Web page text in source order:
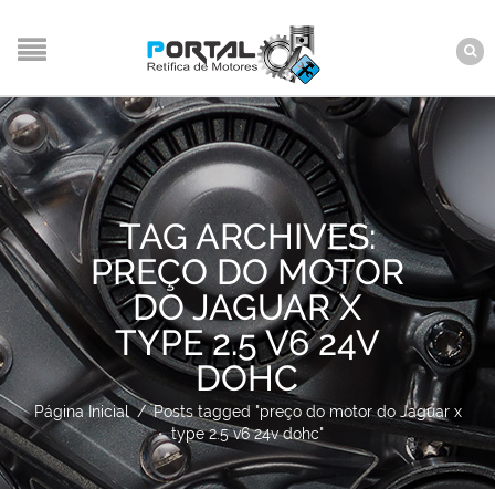
TAG ARCHIVES:
PREÇO DO MOTOR
DO JAGUAR X
TYPE 2.5 V6 24V
DOHC
Página Inicial / Posts tagged "preço do motor do Jaguar x
type 2.5 v6 24v dohc"